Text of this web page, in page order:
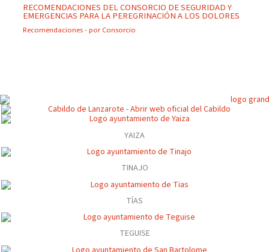
RECOMENDACIONES DEL CONSORCIO DE SEGURIDAD Y
EMERGENCIAS PARA LA PEREGRINACIÓN A LOS DOLORES
Recomendaciones- por Consorcio
YAIZA
TINAJO
TÍAS
TEGUISE